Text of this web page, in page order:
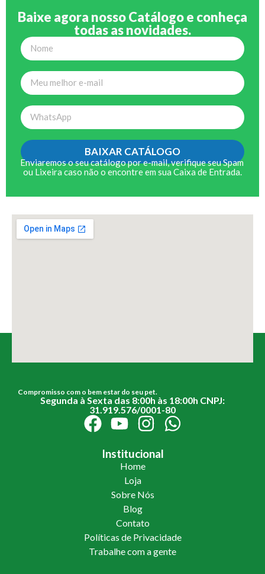
Baixe agora nosso Catálogo e conheça
todas as novidades.
BAIXAR CATÁLOGO
Enviaremos o seu catálogo por e-mail, verifique seu Spam
ou Lixeira caso não o encontre em sua Caixa de Entrada.
Compromisso com o bem estar do seu pet.
Segunda à Sexta das 8:00h às 18:00h CNPJ:
31.919.576/0001-80
Institucional
Home
Loja
Sobre Nós
Blog
Contato
Políticas de Privacidade
Trabalhe com a gente